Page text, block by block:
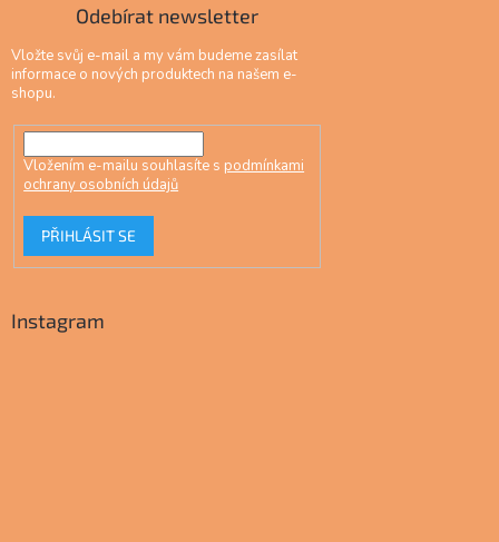
Odebírat newsletter
Vložte svůj e-mail a my vám budeme zasílat
informace o nových produktech na našem e-
shopu.
Vložením e-mailu souhlasíte s podmínkami
ochrany osobních údajů
PŘIHLÁSIT SE
Instagram